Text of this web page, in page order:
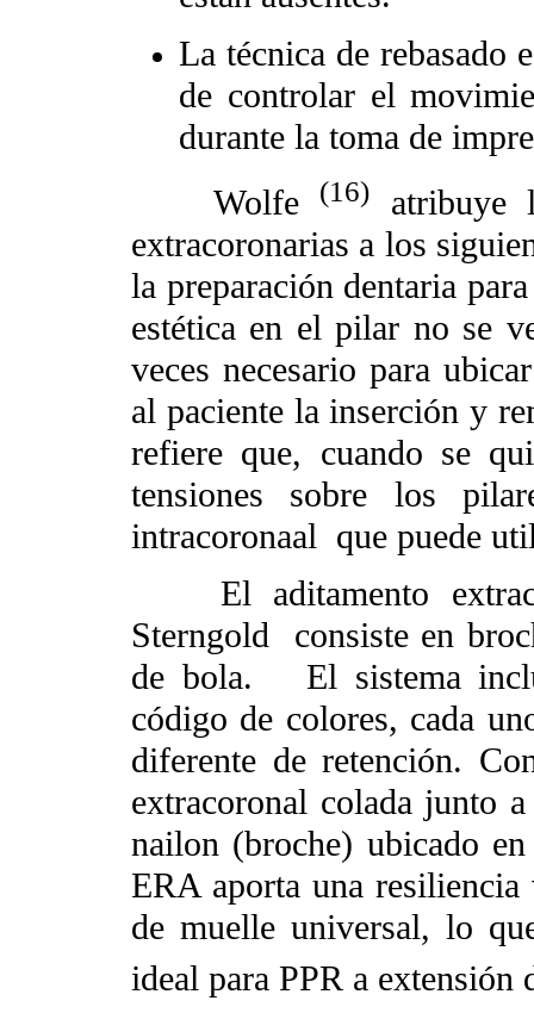
La técnica de rebasado
de controlar el
durante la toma de
Wolfe
(16)
atribuye
extracoronarias a los
la preparación dentaria
estética en el pilar no se
veces necesario para
al paciente la inserción y
refiere que, cuando se
tensiones sobre los
intracoronaal que puede
El aditamento
Sterngold
consiste en
de bola.
El sistema
código de colores, cada
diferente de retención.
extracoronal colada junto
nailon (broche) ubicado
ERA aporta una
de muelle universal, lo
ideal para PPR a extensión